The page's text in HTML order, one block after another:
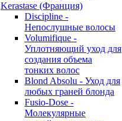
Kerastase (Франция)
Discipline -
Непослушные волосы
Volumifique -
Уплотняющий уход для
создания объема
тонких волос
Blond Absolu - Уход для
любых граней блонда
Fusio-Dose -
Молекулярные